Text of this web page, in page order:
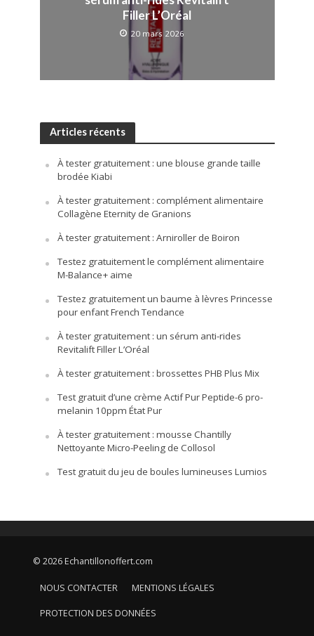
Filler L’Oréal
20 mars 2026
Articles récents
À tester gratuitement : une blouse grande taille
brodée Kiabi
À tester gratuitement : complément alimentaire
Collagène Eternity de Granions
À tester gratuitement : Arniroller de Boiron
Testez gratuitement le complément alimentaire
M-Balance+ aime
Testez gratuitement un baume à lèvres Princesse
pour enfant French Tendance
À tester gratuitement : un sérum anti-rides
Revitalift Filler L’Oréal
À tester gratuitement : brossettes PHB Plus Mix
Test gratuit d’une crème Actif Pur Peptide-6 pro-
melanin 10ppm État Pur
À tester gratuitement : mousse Chantilly
Nettoyante Micro-Peeling de Collosol
Test gratuit du jeu de boules lumineuses Lumios
© 2026 Echantillonoffert.com
NOUS CONTACTER MENTIONS LÉGALES
PROTECTION DES DONNÉES